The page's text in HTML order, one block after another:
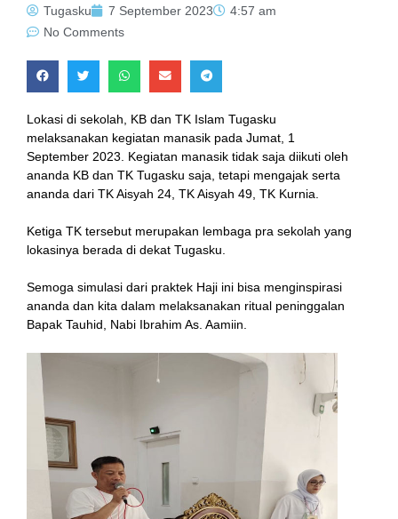
Tugasku 7 September 2023
4:57 am
No Comments
Lokasi di sekolah, KB dan TK Islam Tugasku
melaksanakan kegiatan manasik pada Jumat, 1
September 2023. Kegiatan manasik tidak saja diikuti oleh
ananda KB dan TK Tugasku saja, tetapi mengajak serta
ananda dari TK Aisyah 24, TK Aisyah 49, TK Kurnia.
Ketiga TK tersebut merupakan lembaga pra sekolah yang
lokasinya berada di dekat Tugasku.
Semoga simulasi dari praktek Haji ini bisa menginspirasi
ananda dan kita dalam melaksanakan ritual peninggalan
Bapak Tauhid, Nabi Ibrahim As. Aamiin.